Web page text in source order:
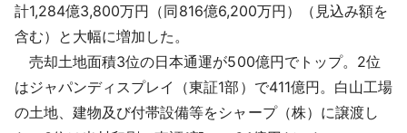
計1,284億3,800万円（同816億6,200万円）（見込み額を
含む）と大幅に増加した。
売却土地面積3位の日本通運が500億円でトップ。2位
はジャパンディスプレイ（東証1部）で411億円。白山工場
の土地、建物及び付帯設備等をシャープ（株）に譲渡し